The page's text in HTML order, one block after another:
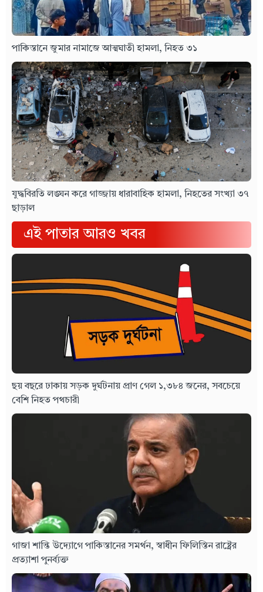
পাকিস্তানে জুমার নামাজে আত্মঘাতী হামলা, নিহত ৩১
যুদ্ধবিরতি লঙ্ঘন করে গাজ্জায় ধারাবাহিক হামলা, নিহতের সংখ্যা ৩৭
ছাড়াল
এই পাতার আরও খবর
ছয় বছরে ঢাকায় সড়ক দুর্ঘটনায় প্রাণ গেল ১,৩৮৪ জনের, সবচেয়ে
বেশি নিহত পথচারী
গাজা শান্তি উদ্যোগে পাকিস্তানের সমর্থন, স্বাধীন ফিলিস্তিন রাষ্ট্রের
প্রত্যাশা পুনর্ব্যক্ত